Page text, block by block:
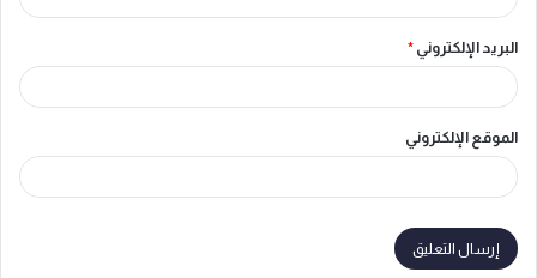
البريد الإلكتروني *
الموقع الإلكتروني